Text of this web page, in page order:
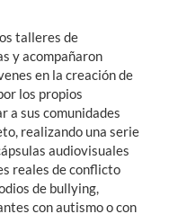
talleres de
y acompañaron
en la creación de
los propios
a sus comunidades
realizando una serie
audiovisuales
reales de conflicto
de bullying,
con autismo o con